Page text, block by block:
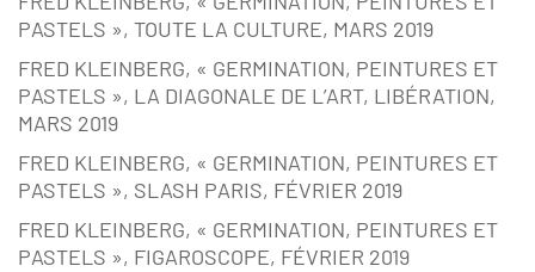
PASTELS », TOUTE LA CULTURE, MARS 2019
FRED KLEINBERG, « GERMINATION, PEINTURES ET
PASTELS », LA DIAGONALE DE L’ART, LIBÉRATION,
MARS 2019
FRED KLEINBERG, « GERMINATION, PEINTURES ET
PASTELS », SLASH PARIS, FÉVRIER 2019
FRED KLEINBERG, « GERMINATION, PEINTURES ET
PASTELS », FIGAROSCOPE, FÉVRIER 2019